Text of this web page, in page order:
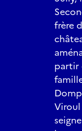
frère
partir